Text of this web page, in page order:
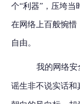
个“利器”，压垮当
在网络上百般惋惜
自由。
我的网络安
谣生非不说实话和